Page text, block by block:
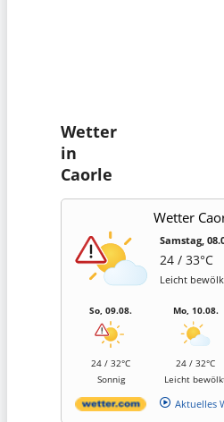
Wetter
in
Caorle
Wetter
Samstag,
24 / 33°C
Leicht
So, 09.08.
24 / 32°C
Sonnig
Mo, 10.08.
24 / 32°C
Leicht
Aktuelles